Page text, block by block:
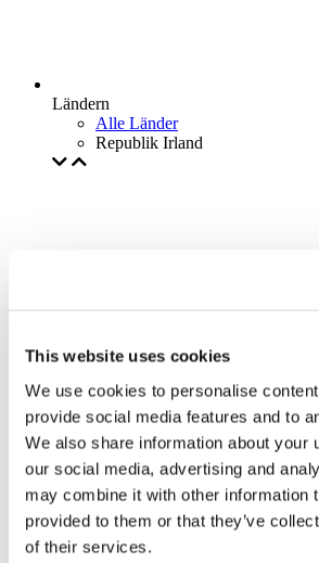
This website uses cookies
We use cookies to personalise
provide social media features and to
We also share information about your
our social media, advertising and
may combine it with other information
provided to them or that they’ve
of their services.
Ländern
Alle Länder
Republik Irland